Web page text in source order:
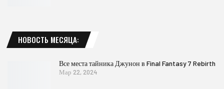
НОВОСТЬ МЕСЯЦА:
Все места тайника Джунон в Final Fantasy 7 Rebirth
Мар 22, 2024